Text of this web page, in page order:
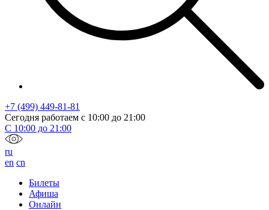
+7 (499) 449-81-81
Сегодня работаем с 10:00 до 21:00
С 10:00 до 21:00
ru
en cn
Билеты
Афиша
Онлайн